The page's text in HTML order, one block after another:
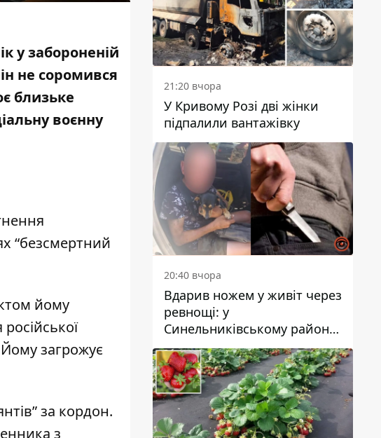
у забороненій
не соромився
близьке
воєнну
“безсмертний
йому
Йому загрожує
за кордон.
з
21:20 вчора
У Кривому Розі дві жінки
підпалили вантажівку
20:40 вчора
Вдарив ножем у живіт через
ревнощі: у
Синельниківському районі
затримали 49-річного
чоловіка за вбивство